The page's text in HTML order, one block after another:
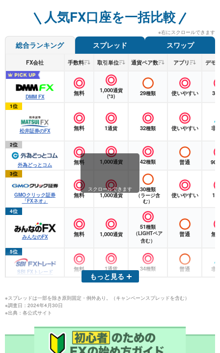
人気FX口座を一括比較
※右にスクロールできます
総合ランキング スプレッド スワップ
FX会社 手数料 取引単位 通貨ペア数 アプリ デモ
DMM FX 無料 1,000通貨
(*3)
29種類 使いやすい 3
1位
松井証券のFX 無料 1通貨 32種類 使いやすい 非
2位
外為どっとコム 無料 1,000通貨 42種類 普通 90
3位
GMOクリック証券
「FXネオ」
無料 1,000通貨
30種類
（ラージ含
む）
使いやすい 1
4位
みんなのFX 無料 1,000通貨
51種類
（LIGHTペア
含む）
普通 無
5位
SBI FXトレード 無料 1通貨 34種類 普通 非
スクロールできます
もっと見る
※スプレッドは一部を除き原則固定・例外あり。（キャンペーンスプレッドを含む）
※調査日：2024年4月30日
※出典：各公式サイト